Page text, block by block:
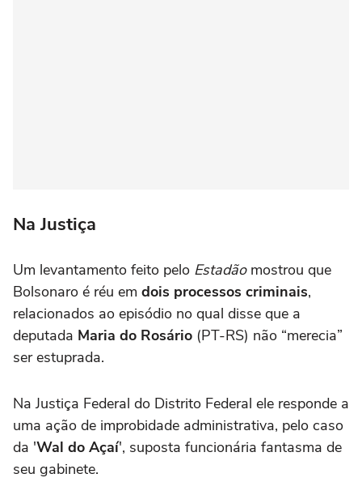
Na Justiça
Um levantamento feito pelo Estadãomostrou que
Bolsonaro é réu em dois processos criminais,
relacionados ao episódio no qual disse que a
deputada Maria do Rosário (PT-RS) não “merecia”
ser estuprada.
Na Justiça Federal do Distrito Federal ele responde a
uma ação de improbidade administrativa, pelo caso
da 'Wal do Açaí', suposta funcionária fantasma de
seu gabinete.